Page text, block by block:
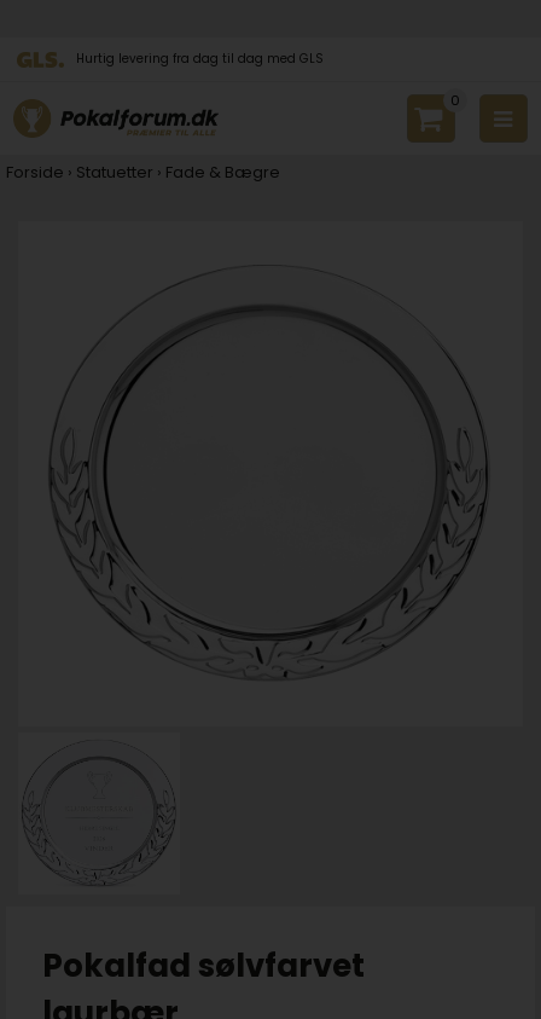
Hurtig levering fra dag til dag med GLS
0
Forside › Statuetter › Fade & Bægre
Pokalfad sølvfarvet